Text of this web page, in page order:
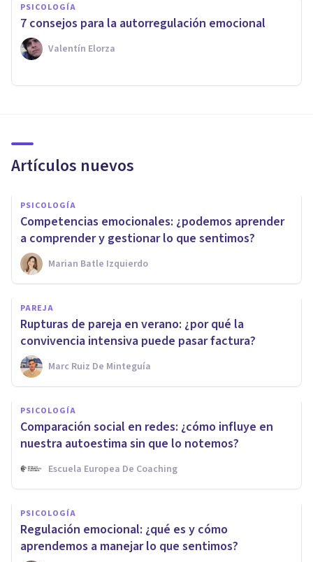
PSICOLOGÍA
7 consejos para la autorregulación emocional
Valentín Elorza
Artículos nuevos
PSICOLOGÍA
Competencias emocionales: ¿podemos aprender
a comprender y gestionar lo que sentimos?
Marian Batle Izquierdo
PAREJA
Rupturas de pareja en verano: ¿por qué la
convivencia intensiva puede pasar factura?
Marc Ruiz De Minteguía
PSICOLOGÍA
Comparación social en redes: ¿cómo influye en
nuestra autoestima sin que lo notemos?
Escuela Europea De Coaching
PSICOLOGÍA
Regulación emocional: ¿qué es y cómo
aprendemos a manejar lo que sentimos?